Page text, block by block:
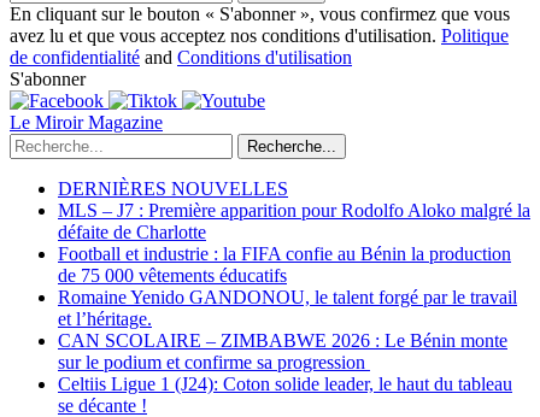
En cliquant sur le bouton « S'abonner », vous confirmez que vous
avez lu et que vous acceptez nos conditions d'utilisation. Politique
de confidentialité and Conditions d'utilisation
S'abonner
Le Miroir Magazine
Recherche...
DERNIÈRES NOUVELLES
MLS – J7 : Première apparition pour Rodolfo Aloko malgré la
défaite de Charlotte
Football et industrie : la FIFA confie au Bénin la production
de 75 000 vêtements éducatifs
Romaine Yenido GANDONOU, le talent forgé par le travail
et l’héritage.
CAN SCOLAIRE – ZIMBABWE 2026 : Le Bénin monte
sur le podium et confirme sa progression
Celtiis Ligue 1 (J24): Coton solide leader, le haut du tableau
se décante !